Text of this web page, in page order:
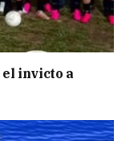
el invicto a